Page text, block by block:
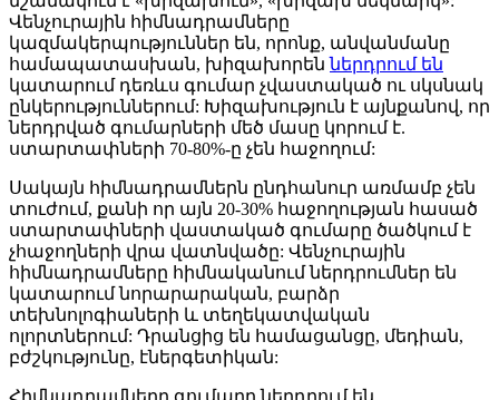
Վենչուրային հիմնադրամները
կազմակերպություններ են, որոնք, անվանմանը
համապատասխան, խիզախորեններդրում են
կատարում դեռևս գումար չվաստակած ու սկսնակ
ընկերություններում: Խիզախություն է այնքանով, որ
ներդրված գումարների մեծ մասը կորում է.
ստարտափների 70-80%-ը չեն հաջողում:
Սակայն հիմնադրամներն ընդհանուր առմամբ չեն
տուժում, քանի որ այն 20-30% հաջողության հասած
ստարտափների վաստակած գումարը ծածկում է
չհաջողների վրա վատնվածը: Վենչուրային
հիմնադրամները հիմնականում ներդրումներ են
կատարում նորարարական, բարձր
տեխնոլոգիաների և տեղեկատվական
ոլորտներում: Դրանցից են համացանցը, մեդիան,
բժշկությունը, էներգետիկան: